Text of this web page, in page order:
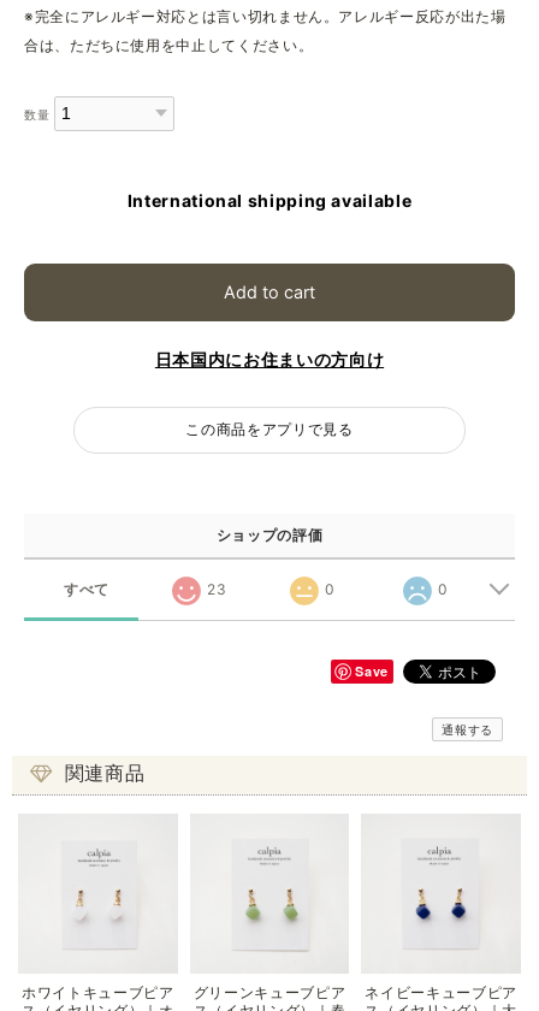
※完全にアレルギー対応とは言い切れません。アレルギー反応が出た場
合は、ただちに使用を中止してください。
数量
International shipping available
Add to cart
日本国内にお住まいの方向け
この商品をアプリで見る
ショップの評価
すべて 23 0 0
Save
通報する
関連商品
ホワイトキューブピア
グリーンキューブピア
ネイビーキューブピア